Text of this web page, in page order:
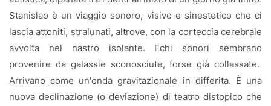
Stanislao è un viaggio sonoro, visivo e sinestetico che ci
lascia attoniti, stralunati, altrove, con la corteccia cerebrale
avvolta nel nastro isolante. Echi sonori sembrano
provenire da galassie sconosciute, forse già collassate.
Arrivano come un'onda gravitazionale in differita. È una
nuova declinazione (o deviazione) di teatro distopico che